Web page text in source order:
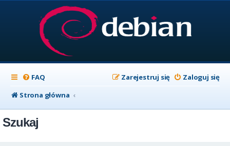
FAQ Zaloguj się
Zarejestruj się
Strona główna
Szukaj